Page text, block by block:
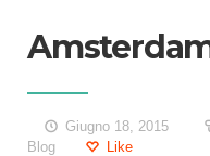
Giugno 18, 2015
Blog
Like